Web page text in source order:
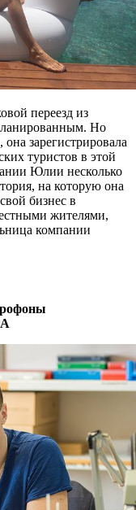
переезд из
Но
зарегистрировала
туристов в этой
Юлии несколько
на которую она
бизнес в
жителями,
компании